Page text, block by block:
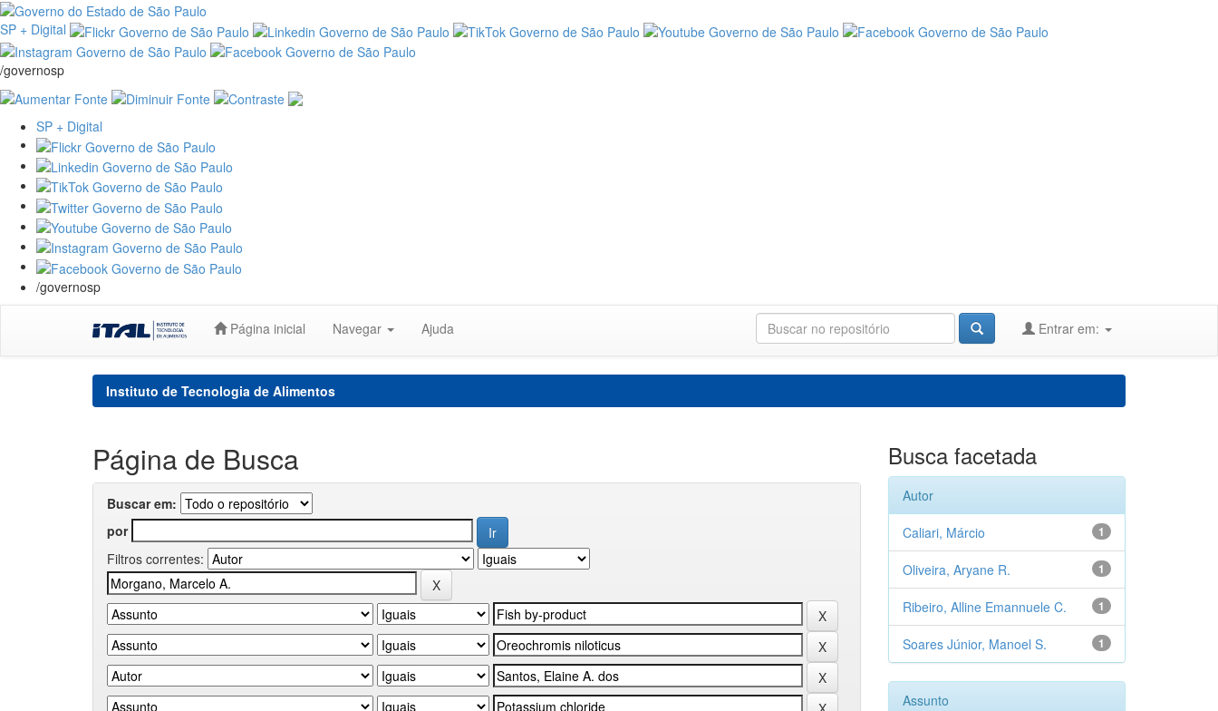
SP + Digital
/governosp
SP + Digital
/governosp
Página inicial Navegar Ajuda Entrar em:
Instituto de Tecnologia de Alimentos
Página de Busca
Buscar em:
por
Filtros correntes:
Busca facetada
Autor
1
Caliari, Márcio
1
Oliveira, Aryane R.
1
Ribeiro, Alline Emannuele C.
1
Soares Júnior, Manoel S.
Assunto